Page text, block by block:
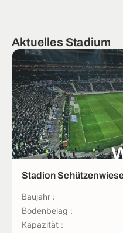
Aktuelles Stadium
Stadion
Baujahr :
Bodenbelag :
Kapazität :